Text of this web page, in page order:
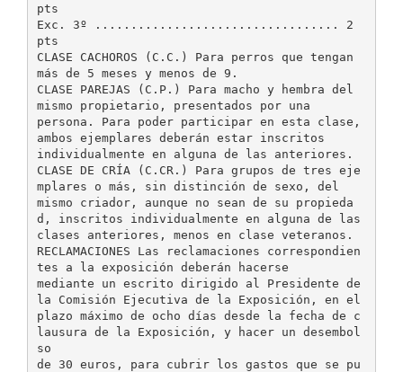
pts
Exc. 3º .................................. 2
pts
CLASE CACHOROS (C.C.) Para perros que tengan
más de 5 meses y menos de 9.
CLASE PAREJAS (C.P.) Para macho y hembra del
mismo propietario, presentados por una
persona. Para poder participar en esta clase,
ambos ejemplares deberán estar inscritos
individualmente en alguna de las anteriores.
CLASE DE CRÍA (C.CR.) Para grupos de tres eje
mplares o más, sin distinción de sexo, del
mismo criador, aunque no sean de su propieda
d, inscritos individualmente en alguna de las
clases anteriores, menos en clase veteranos.
RECLAMACIONES Las reclamaciones correspondien
tes a la exposición deberán hacerse
mediante un escrito dirigido al Presidente de
la Comisión Ejecutiva de la Exposición, en el
plazo máximo de ocho días desde la fecha de c
lausura de la Exposición, y hacer un desembol
so
de 30 euros, para cubrir los gastos que se pu